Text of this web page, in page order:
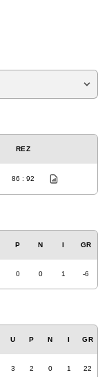
REZ
86 : 92
P N I GR
0 0 1 -6
U P N I GR
3 2 0 1 22